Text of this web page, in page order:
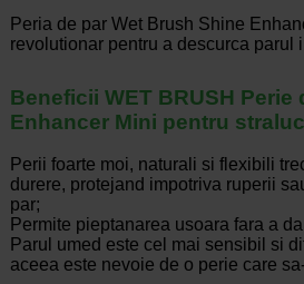
Peria de par Wet Brush Shine
revolutionar pentru a descurca parul
Beneficii WET BRUSH Perie
Enhancer Mini pentru
Perii foarte moi, naturali si flexibili
durere, protejand impotriva ruperii
par;
Permite pieptanarea usoara fara a
Parul umed este cel mai sensibil si
aceea este nevoie de o perie care